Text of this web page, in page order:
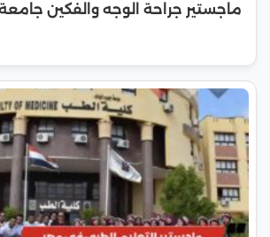
ماجستير جراحة الوجه والفكين